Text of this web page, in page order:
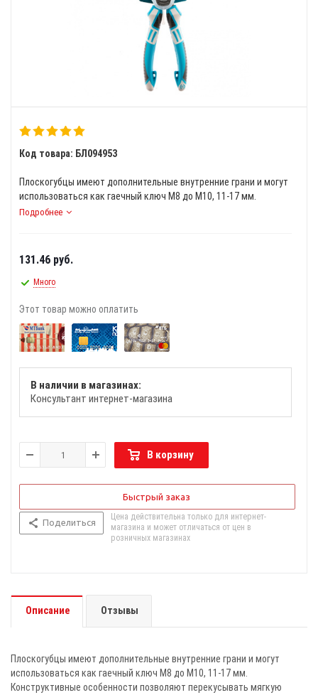
Код товара: БЛ094953
Плоскогубцы имеют дополнительные внутренние грани и могут
использоваться как гаечный ключ М8 до М10, 11-17 мм.
Подробнее
131.46 руб.
Много
Этот товар можно оплатить
В наличии в магазинах:
Консультант интернет-магазина
В корзину
Быстрый заказ
Поделиться
Цена действительна только для интернет-
магазина и может отличаться от цен в
розничных магазинах
Описание Отзывы
Плоскогубцы имеют дополнительные внутренние грани и могут
использоваться как гаечный ключ М8 до М10, 11-17 мм.
Конструктивные особенности позволяют перекусывать мягкую